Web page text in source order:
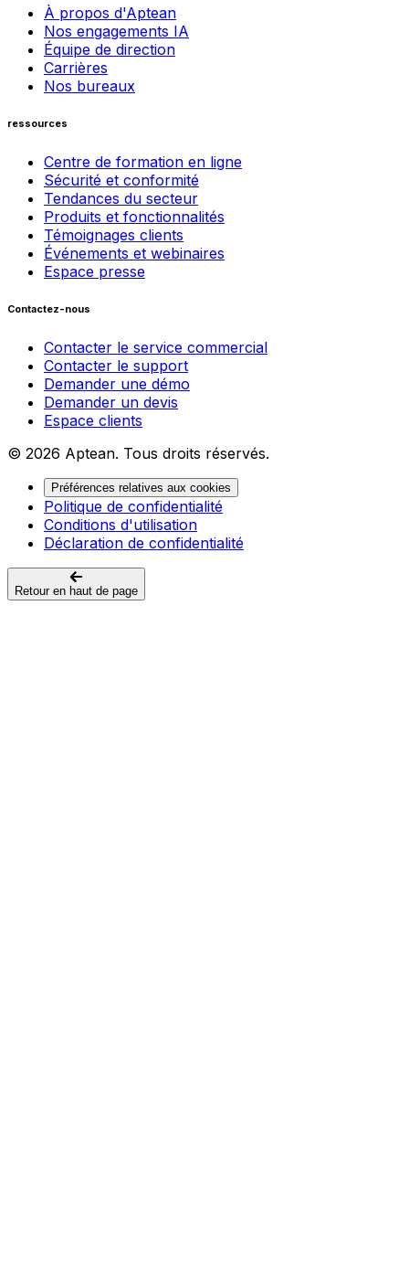
À propos d'Aptean
Nos engagements IA
Équipe de direction
Carrières
Nos bureaux
ressources
Centre de formation en ligne
Sécurité et conformité
Tendances du secteur
Produits et fonctionnalités
Témoignages clients
Événements et webinaires
Espace presse
Contactez-nous
Contacter le service commercial
Contacter le support
Demander une démo
Demander un devis
Espace clients
© 2026 Aptean. Tous droits réservés.
Préférences relatives aux cookies
Politique de confidentialité
Conditions d'utilisation
Déclaration de confidentialité
Retour en haut de page